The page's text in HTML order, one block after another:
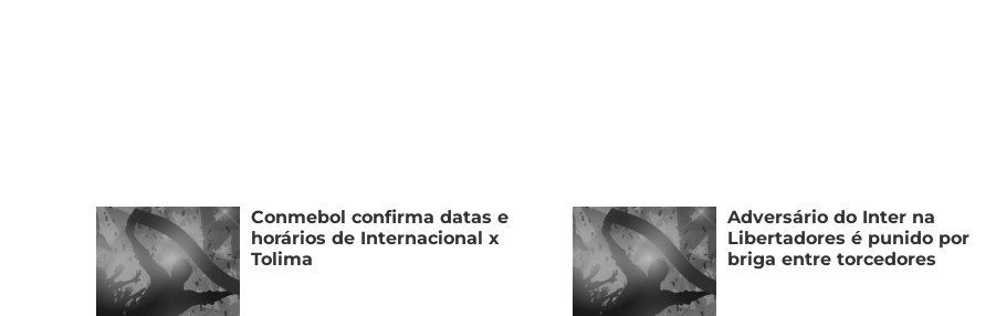
Conmebol confirma datas e
horários de Internacional x
Tolima
Adversário do Inter na
Libertadores é punido por
briga entre torcedores